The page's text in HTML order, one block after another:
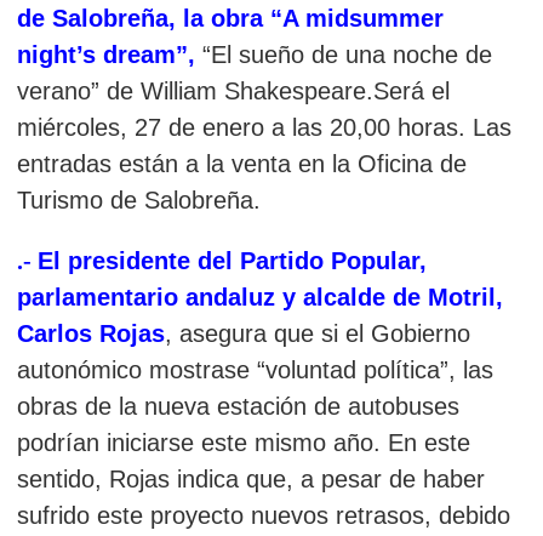
de Salobreña, la obra “A midsummer
night’s dream”, “El sueño de una noche de
verano” de William Shakespeare.Será el
miércoles, 27 de enero a las 20,00 horas. Las
entradas están a la venta en la Oficina de
Turismo de Salobreña.
.- El presidente del Partido Popular,
parlamentario andaluz y alcalde de Motril,
Carlos Rojas, asegura que si el Gobierno
autonómico mostrase “voluntad política”, las
obras de la nueva estación de autobuses
podrían iniciarse este mismo año. En este
sentido, Rojas indica que, a pesar de haber
sufrido este proyecto nuevos retrasos, debido